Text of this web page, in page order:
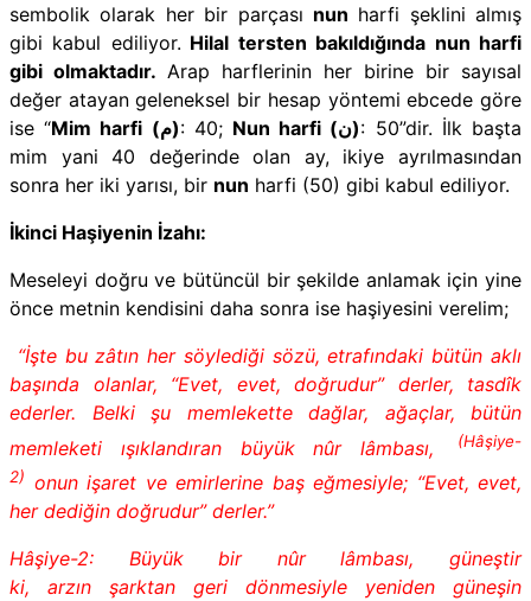
sembolik olarak her bir parçası nun harfi şeklini almış
gibi kabul ediliyor. Hilal tersten bakıldığında nun harfi
gibi olmaktadır. Arap harflerinin her birine bir sayısal
değer atayan geleneksel bir hesap yöntemi ebcede göre
ise “
Mim harfi (م) : 40; Nun harfi (ن): 50”dir. İlk başta
mim yani 40 değerinde olan ay, ikiye ayrılmasından
sonra her iki yarısı, bir nun harfi (50) gibi kabul ediliyor.
İkinci Haşiyenin İzahı:
Meseleyi doğru ve bütüncül bir şekilde anlamak için yine
önce metnin kendisini daha sonra ise haşiyesini verelim;
“İşte bu zâtın her söylediği sözü, etrafındaki bütün aklı
başında olanlar, “Evet, evet, doğrudur” derler, tasdîk
ederler. Belki şu memlekette dağlar, ağaçlar, bütün
memleketi ışıklandıran büyük nûr lâmbası,
(Hâşiye-
2) onun işaret ve emirlerine baş eğmesiyle; “Evet, evet,
her dediğin doğrudur” derler.”
Hâşiye-2: Büyük bir nûr lâmbası, güneştir
ki, arzın şarktan geri dönmesiyle yeniden güneşin